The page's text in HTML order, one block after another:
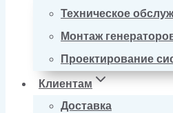
Техническое
Монтаж
Проектирование
Клиентам
Доставка